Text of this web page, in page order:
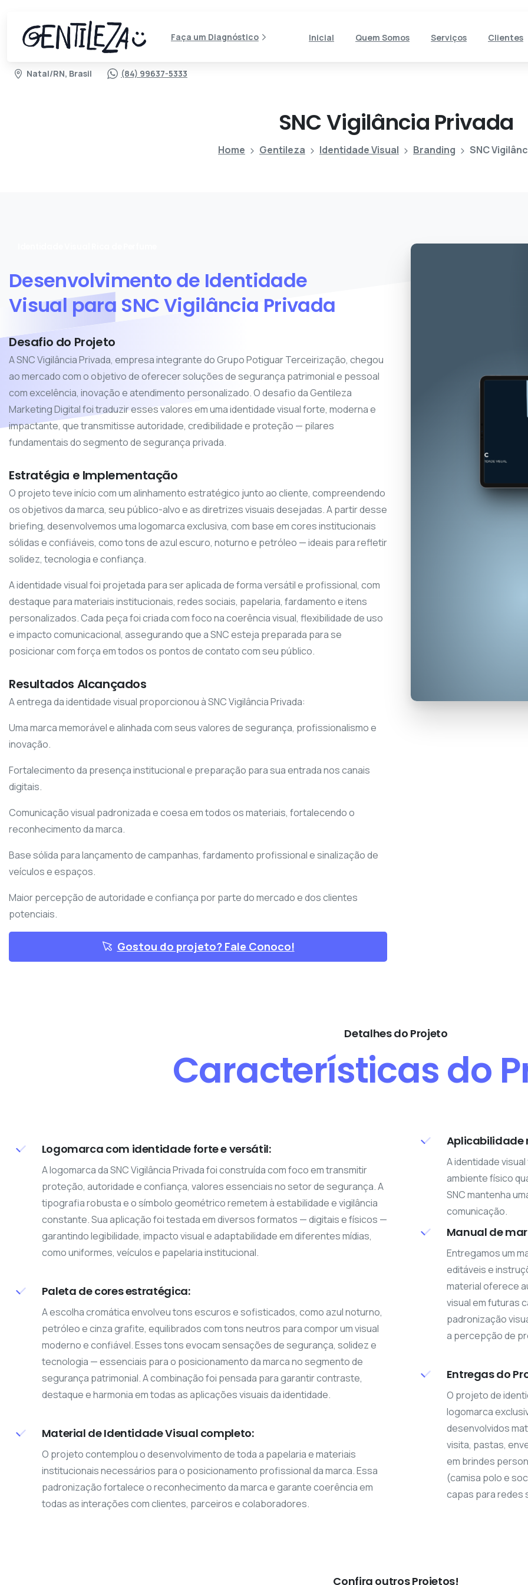
Faça um Diagnóstico Inicial Quem Somos Serviços Clientes
Natal/RN, Brasil (84) 99637-5333
SNCVigilância Privada
Home Gentileza Identidade Visual Branding SNC
Desenvolvimento de Identidade
Visualpara SNCVigilância Privada
Desafio do Projeto
A SNC Vigilância Privada, empresa integrante do Grupo Potiguar Terceirização, chegou
ao mercado com o objetivo de oferecer soluções de segurança patrimonial e pessoal
com excelência, inovação e atendimento personalizado. O desafio da Gentileza
Marketing Digital foi traduzir esses valores em uma identidade visual forte, moderna e
impactante, que transmitisse autoridade, credibilidade e proteção — pilares
fundamentais do segmento de segurança privada.
Estratégia e Implementação
O projeto teve início com um alinhamento estratégico junto ao cliente, compreendendo
os objetivos da marca, seu público-alvo e as diretrizes visuais desejadas. A partir desse
briefing, desenvolvemos uma logomarca exclusiva, com base em cores institucionais
sólidas e confiáveis, como tons de azul escuro, noturno e petróleo — ideais para refletir
solidez, tecnologia e confiança.
A identidade visual foi projetada para ser aplicada de forma versátil e profissional, com
destaque para materiais institucionais, redes sociais, papelaria, fardamento e itens
personalizados. Cada peça foi criada com foco na coerência visual, flexibilidade de uso
e impacto comunicacional, assegurando que a SNC esteja preparada para se
posicionar com força em todos os pontos de contato com seu público.
Resultados Alcançados
A entrega da identidade visual proporcionou à SNC Vigilância Privada:
Uma marca memorável e alinhada com seus valores de segurança, profissionalismo e
inovação.
Fortalecimento da presença institucional e preparação para sua entrada nos canais
digitais.
Comunicação visual padronizada e coesa em todos os materiais, fortalecendo o
reconhecimento da marca.
Base sólida para lançamento de campanhas, fardamento profissional e sinalização de
veículos e espaços.
Maior percepção de autoridade e confiança por parte do mercado e dos clientes
potenciais.
Gostou do projeto? Fale Conoco!
Detalhes do Projeto
Características do
Logomarca com identidade forte e versátil:
A logomarca da SNC Vigilância Privada foi construída com foco em transmitir
proteção, autoridade e confiança, valores essenciais no setor de segurança. A
tipografia robusta e o símbolo geométrico remetem à estabilidade e vigilância
constante. Sua aplicação foi testada em diversos formatos — digitais e físicos —
garantindo legibilidade, impacto visual e adaptabilidade em diferentes mídias,
como uniformes, veículos e papelaria institucional.
Paleta de cores estratégica:
A escolha cromática envolveu tons escuros e sofisticados, como azul noturno,
petróleo e cinza grafite, equilibrados com tons neutros para compor um visual
moderno e confiável. Esses tons evocam sensações de segurança, solidez e
tecnologia — essenciais para o posicionamento da marca no segmento de
segurança patrimonial. A combinação foi pensada para garantir contraste,
destaque e harmonia em todas as aplicações visuais da identidade.
Material de Identidade Visual completo:
O projeto contemplou o desenvolvimento de toda a papelaria e materiais
institucionais necessários para o posicionamento profissional da marca. Essa
padronização fortalece o reconhecimento da marca e garante coerência em
todas as interações com clientes, parceiros e colaboradores.
Aplicabilidade
A identidade
ambiente físico
SNC mantenha
comunicação.
Manual de
Entregamos um
editáveis e
material oferece
visual em futuras
padronização
a percepção de
Entregas do
O projeto de
logomarca
desenvolvidos
visita, pastas,
em brindes
(camisa polo e
capas para redes
Confira outros Projetos!